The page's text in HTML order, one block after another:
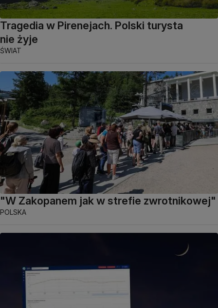
Tragedia w Pirenejach. Polski turysta
nie żyje
ŚWIAT
"W Zakopanem jak w strefie zwrotnikowej"
POLSKA